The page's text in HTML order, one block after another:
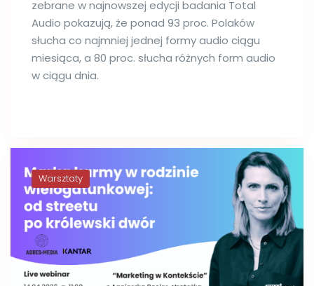
zebrane w najnowszej edycji badania Total
Audio pokazują, że ponad 93 proc. Polaków
słucha co najmniej jednej formy audio ciągu
miesiąca, a 80 proc. słucha różnych form audio
w ciągu dnia.
Warsztaty